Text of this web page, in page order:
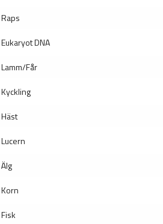
Raps
Eukaryot DNA
Lamm/Får
Kyckling
Häst
Lucern
Älg
Korn
Fisk